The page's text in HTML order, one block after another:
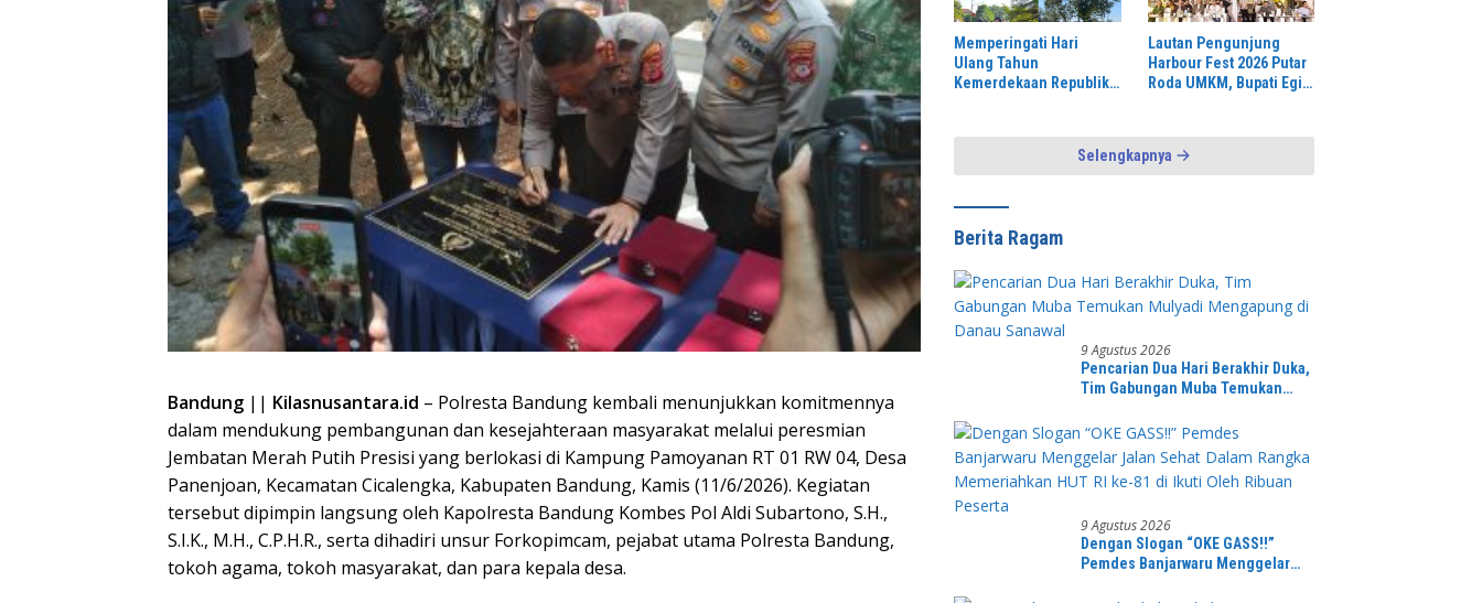
Bandung || Kilasnusantara.id – Polresta Bandung kembali menunjukkan komitmennya
dalam mendukung pembangunan dan kesejahteraan masyarakat melalui peresmian
Jembatan Merah Putih Presisi yang berlokasi di Kampung Pamoyanan RT 01 RW 04, Desa
Panenjoan, Kecamatan Cicalengka, Kabupaten Bandung, Kamis (11/6/2026). Kegiatan
tersebut dipimpin langsung oleh Kapolresta Bandung Kombes Pol Aldi Subartono, S.H.,
S.I.K., M.H., C.P.H.R., serta dihadiri unsur Forkopimcam, pejabat utama Polresta Bandung,
tokoh agama, tokoh masyarakat, dan para kepala desa.
Memperingati Hari
Ulang Tahun
Kemerdekaan Republik
Kegiatan Lomba Gerak
Lautan Pengunjung
Harbour Fest 2026 Putar
Roda UMKM, Bupati Egi
Gerbang Menjadi
Beranda Sumatra
Selengkapnya
Berita Ragam
9 Agustus 2026
Pencarian Dua Hari Berakhir Duka,
Tim Gabungan Muba Temukan
Sanawal
9 Agustus 2026
Dengan Slogan “OKE GASS!!”
Pemdes Banjarwaru Menggelar